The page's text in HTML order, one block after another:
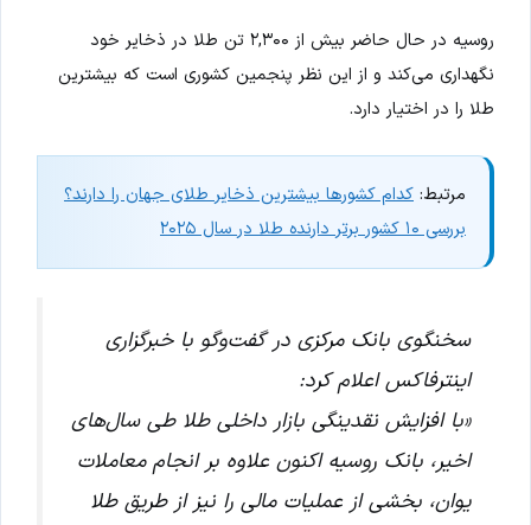
روسیه در حال حاضر بیش از ۲,۳۰۰ تن طلا در ذخایر خود
نگهداری می‌کند و از این نظر پنجمین کشوری است که بیشترین
طلا را در اختیار دارد.
مرتبط: کدام کشورها بیشترین ذخایر طلای جهان را دارند؟
بررسی ۱۰ کشور برتر دارنده طلا در سال ۲۰۲۵
سخنگوی بانک مرکزی در گفت‌وگو با خبرگزاری
اینترفاکس اعلام کرد:
«با افزایش نقدینگی بازار داخلی طلا طی سال‌های
اخیر، بانک روسیه اکنون علاوه بر انجام معاملات
یوان، بخشی از عملیات مالی را نیز از طریق طلا